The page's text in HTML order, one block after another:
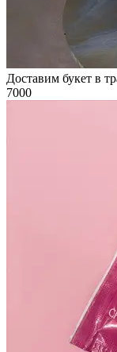
Доставим букет в
7000